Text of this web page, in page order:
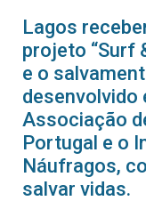
Lagos
projeto “Surf
e o
desenvolvido
Associação
Portugal e o
Náufragos,
salvar vidas.